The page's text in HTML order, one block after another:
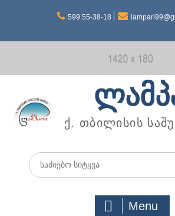
599 55-38-18
ქ. თბილისის
Search
for:
Menu